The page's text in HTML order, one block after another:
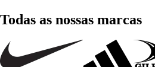
Todas as nossas marcas